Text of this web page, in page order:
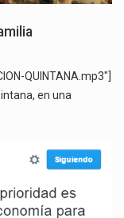
QUINTANA.mp3"]
en una